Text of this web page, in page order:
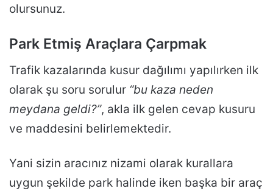
olursunuz.
Park Etmiş Araçlara Çarpmak
Trafik kazalarında kusur dağılımı yapılırken ilk
olarak şu soru sorulur “bu kaza neden
meydana geldi?”, akla ilk gelen cevap kusuru
ve maddesini belirlemektedir.
Yani sizin aracınız nizami olarak kurallara
uygun şekilde park halinde iken başka bir araç